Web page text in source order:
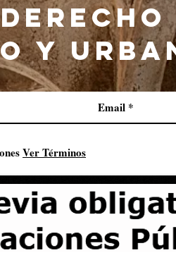
Y
Ver Términos